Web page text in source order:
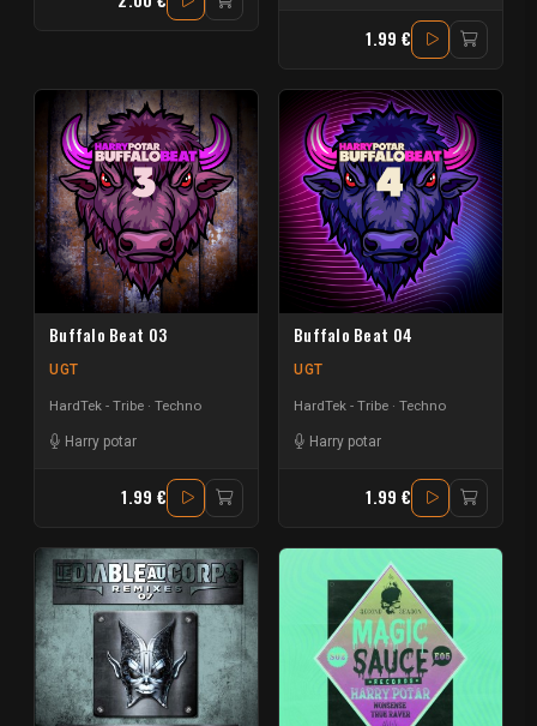
1.99 €
Buffalo Beat 03
UGT
HardTek - Tribe Techno
Harry potar
1.99 €
Buffalo Beat 04
UGT
HardTek - Tribe Techno
Harry potar
1.99 €